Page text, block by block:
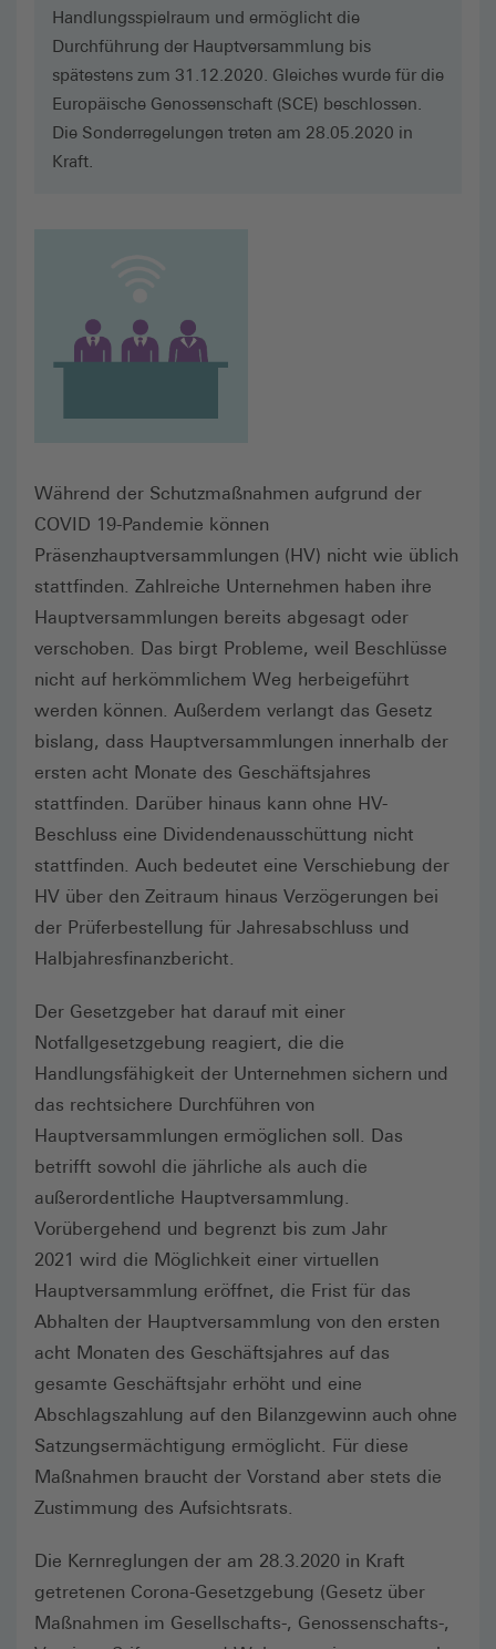
Handlungsspielraum und ermöglicht die
Durchführung der Hauptversammlung bis
spätestens zum 31.12.2020. Gleiches wurde für die
Europäische Genossenschaft (SCE) beschlossen.
Die Sonderregelungen treten am 28.05.2020 in
Kraft.
Während der Schutzmaßnahmen aufgrund der
COVID 19-Pandemie können
Präsenzhauptversammlungen (HV) nicht wie üblich
stattfinden. Zahlreiche Unternehmen haben ihre
Hauptversammlungen bereits abgesagt oder
verschoben. Das birgt Probleme, weil Beschlüsse
nicht auf herkömmlichem Weg herbeigeführt
werden können. Außerdem verlangt das Gesetz
bislang, dass Hauptversammlungen innerhalb der
ersten acht Monate des Geschäftsjahres
stattfinden. Darüber hinaus kann ohne HV-
Beschluss eine Dividendenausschüttung nicht
stattfinden. Auch bedeutet eine Verschiebung der
HV über den Zeitraum hinaus Verzögerungen bei
der Prüferbestellung für Jahresabschluss und
Halbjahresfinanzbericht.
Der Gesetzgeber hat darauf mit einer
Notfallgesetzgebung reagiert, die die
Handlungsfähigkeit der Unternehmen sichern und
das rechtsichere Durchführen von
Hauptversammlungen ermöglichen soll. Das
betrifft sowohl die jährliche als auch die
außerordentliche Hauptversammlung.
Vorübergehend und begrenzt bis zum Jahr
2021 wird die Möglichkeit einer virtuellen
Hauptversammlung eröffnet, die Frist für das
Abhalten der Hauptversammlung von den ersten
acht Monaten des Geschäftsjahres auf das
gesamte Geschäftsjahr erhöht und eine
Abschlagszahlung auf den Bilanzgewinn auch ohne
Satzungsermächtigung ermöglicht. Für diese
Maßnahmen braucht der Vorstand aber stets die
Zustimmung des Aufsichtsrats.
Die Kernreglungen der am 28.3.2020 in Kraft
getretenen Corona-Gesetzgebung (Gesetz über
Maßnahmen im Gesellschafts-, Genossenschafts-,